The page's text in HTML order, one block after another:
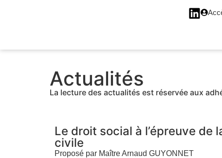
Actualités
La lecture des actualités est réservée aux
Le droit social à l’épreuve de
civile
Proposé par Maître Arnaud GUYONNET